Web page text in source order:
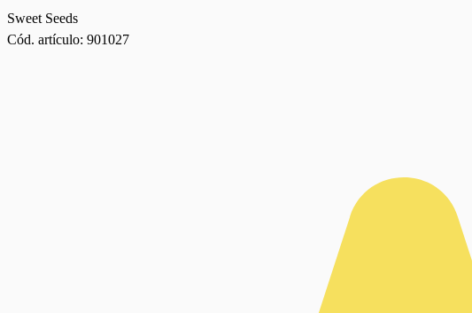
Sweet Seeds
Cód. artículo: 901027